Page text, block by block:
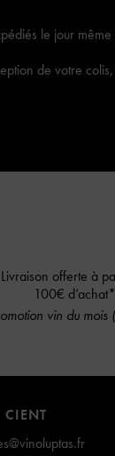
le jour
de votre
Livraison offerte à
100€ d’achat*
vin du
CIENT